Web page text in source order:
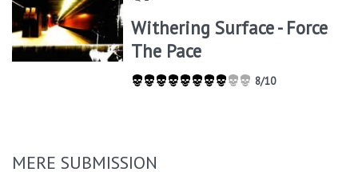
Withering Surface - Force
The Pace
8/10
MERE SUBMISSION